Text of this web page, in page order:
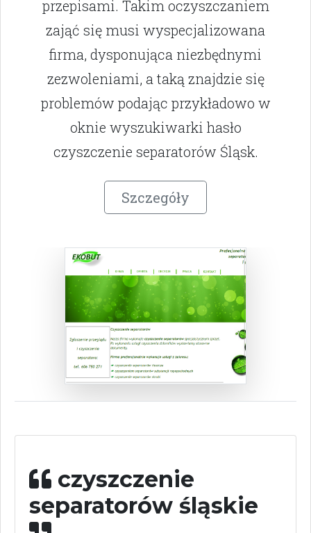
przepisami. Takim oczyszczaniem
zająć się musi wyspecjalizowana
firma, dysponująca niezbędnymi
zezwoleniami, a taką znajdzie się
problemów podając przykładowo w
oknie wyszukiwarki hasło
czyszczenie separatorów Śląsk.
Szczegóły
czyszczenie
separatorów śląskie